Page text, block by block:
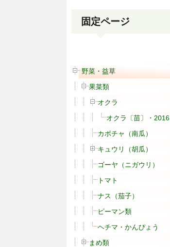
固定ページ
野菜・益草
果菜類
オクラ
オクラ〔苗〕・2016
カボチャ（南瓜）
キュウリ（胡瓜）
ゴーヤ（ニガウリ）
トマト
ナス（茄子）
ピーマン類
ヘチマ・かんぴょう
まめ類